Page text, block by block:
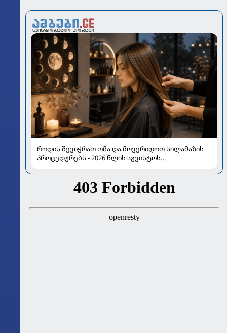
როდის შევიჭრათ თმა და მოვერიდოთ სილამაზის
პროცედურებს - 2026 წლის აგვისტოს